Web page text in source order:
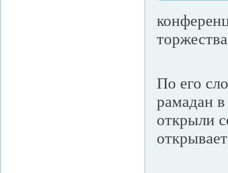
По его
рамадан
открыли